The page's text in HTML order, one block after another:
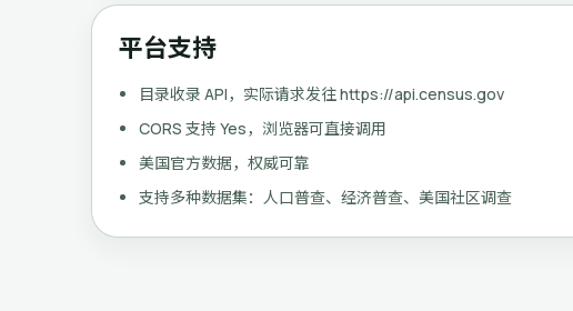
平台支持
目录收录 API，实际请求发往 https://api.census.gov
CORS 支持 Yes，浏览器可直接调用
美国官方数据，权威可靠
支持多种数据集：人口普查、经济普查、美国社区调查